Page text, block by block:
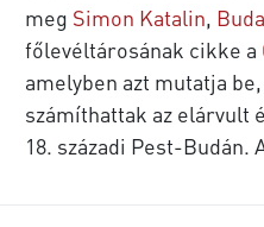
meg Simon Katalin,
főlevéltárosának cikke a
amelyben azt mutatja
számíthattak az elárvult
18. századi Pest-Budán.